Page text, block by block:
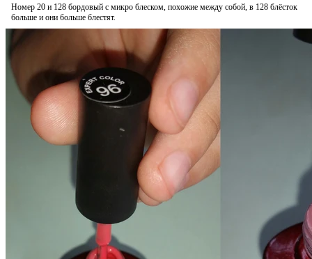
Номер 20 и 128 бордовый с микро блеском, похожие между собой, в 128 блёсток
больше и они больше блестят.